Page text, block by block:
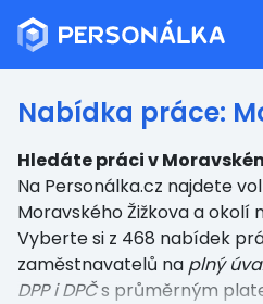
Nabídka práce:
Hledáte práci v
Na Personálka.cz najdete
Moravského Žižkova a okolí
Vyberte si z 468 nabídek
zaměstnavatelů na plný
DPP i DPČs průměrným